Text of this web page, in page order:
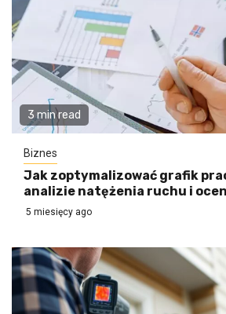
3 min read
Biznes
Jak zoptymalizować grafik
analizie natężenia ruchu i
5 miesięcy ago